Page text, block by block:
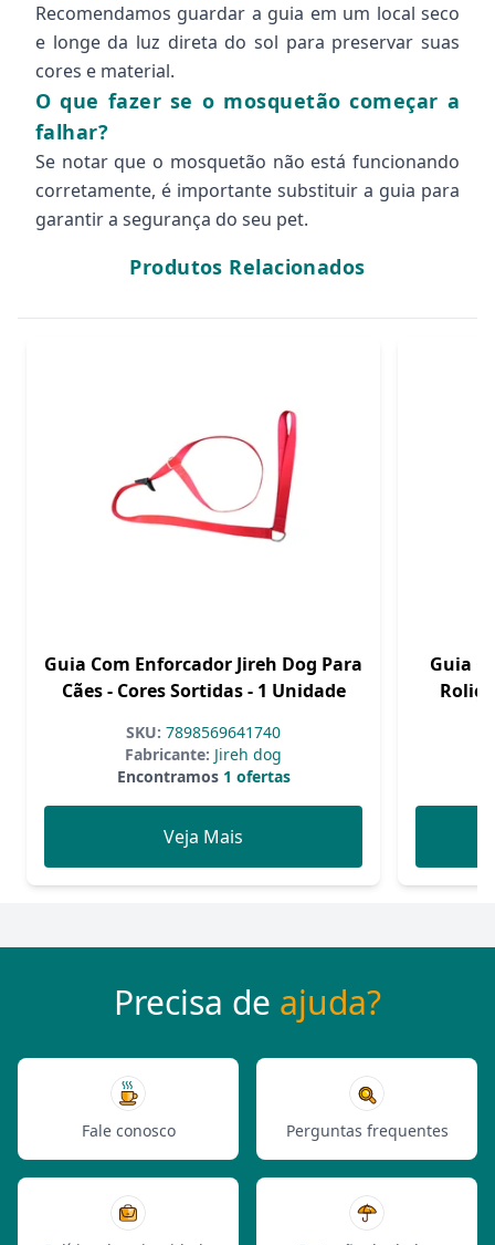
Recomendamos guardar a guia em um local seco
e longe da luz direta do sol para preservar suas
cores e material.
O que fazer se o mosquetão começar a
falhar?
Se notar que o mosquetão não está funcionando
corretamente, é importante substituir a guia para
garantir a segurança do seu pet.
Produtos Relacionados
Guia Com Enforcador Jireh Dog Para
Cães - Cores Sortidas - 1 Unidade
SKU: 7898569641740
Fabricante: Jireh dog
Encontramos1 ofertas
Veja Mais
Guia
Precisa de ajuda?
Fale conosco Perguntas frequentes